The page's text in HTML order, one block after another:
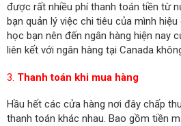
được rất nhiều phí thanh toán tiền từ
bạn quản lý việc chi tiêu của mình
học bạn nên đến ngân hàng hiện nay
liên kết với ngân hàng tại Canada
3. Thanh toán khi mua hàng
Hầu hết các cửa hàng nơi đây chấp
thanh toán khác nhau. Bao gồm tiền